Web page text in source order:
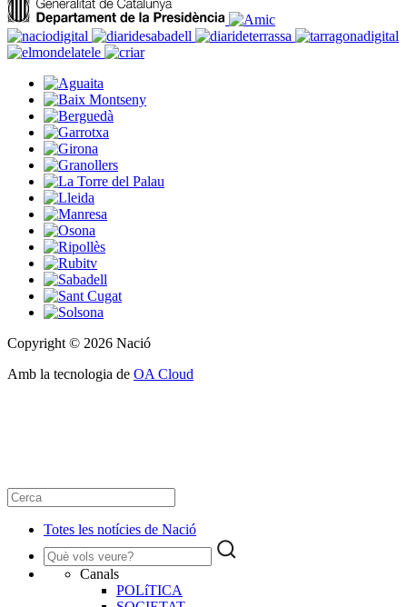
Copyright © 2026 Nació
Amb la tecnologia de OA Cloud
Totes les notícies de Nació
Canals
POLíTICA